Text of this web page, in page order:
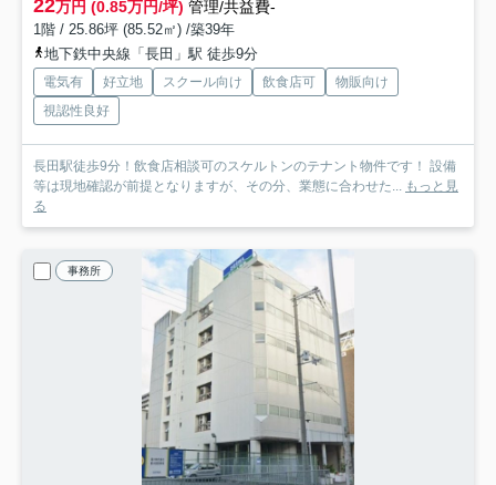
22万円 (0.85万円/坪) 管理/共益費-
1階 / 25.86坪 (85.52㎡) /築39年
地下鉄中央線「長田」駅 徒歩9分
電気有 好立地 スクール向け 飲食店可
物販向け
視認性良好
長田駅徒歩9分！飲食店相談可のスケルトンのテナント物件です！ 設備
等は現地確認が前提となりますが、その分、業態に合わせた... もっと見
る
事務所